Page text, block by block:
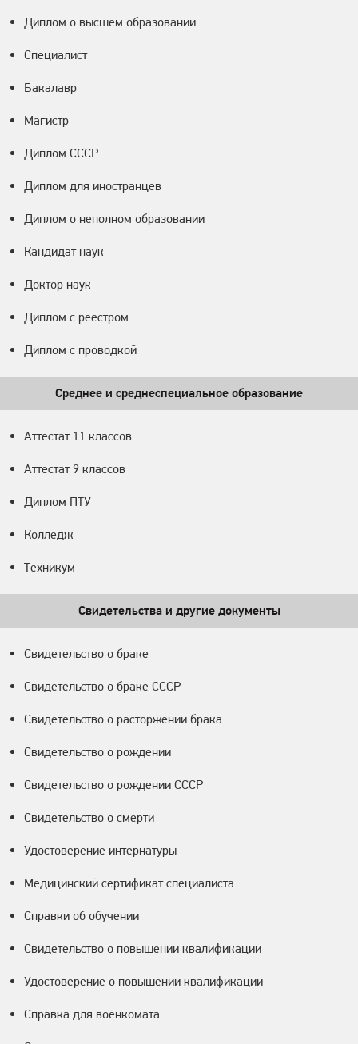
Диплом о высшем образовании
Специалист
Бакалавр
Магистр
Диплом СССР
Диплом для иностранцев
Диплом о неполном образовании
Кандидат наук
Доктор наук
Диплом с реестром
Диплом с проводкой
Среднее и среднеспециальное образование
Аттестат 11 классов
Аттестат 9 классов
Диплом ПТУ
Колледж
Техникум
Свидетельства и другие документы
Свидетельство о браке
Свидетельство о браке СССР
Свидетельство о расторжении брака
Свидетельство о рождении
Свидетельство о рождении СССР
Свидетельство о смерти
Удостоверение интернатуры
Медицинский сертификат специалиста
Справки об обучении
Свидетельство о повышении квалификации
Удостоверение о повышении квалификации
Справка для военкомата